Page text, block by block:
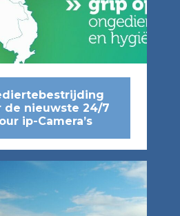
de nieuwste 24/7
ip-Camera’s